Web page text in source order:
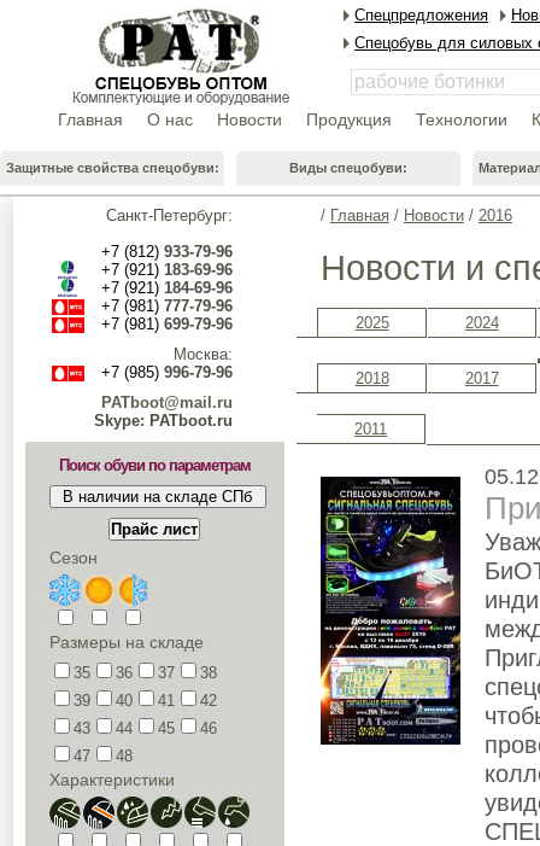
Санкт-Петербург:
+7 (812) 933-79-96
+7 (921) 183-69-96
+7 (921) 184-69-96
+7 (981) 777-79-96
+7 (981) 699-79-96
Москва:
+7 (985) 996-79-96
PATboot@mail.ru
Skype: PATboot.ru
Поиск обуви по параметрам
Сезон
Размеры на складе
35 36 37
38
39
40 41
42
43
44 45
46
47
48
Характеристики
/ Главная/ Новости/ 2016
Новости и
2025 2024
2018 2017
2011
Спецпредложения
Спецобувь для силовых
Главная О нас Новости Продукция Технологии
Защитные свойства спецобуви: Виды спецобуви: